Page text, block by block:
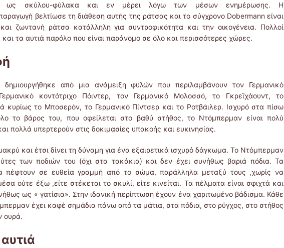
ως σκύλου-φύλακα και εν μέρει λόγω των μέσων ενημέρωσης. Η
βελτίωσε τη διάθεση αυτής της ράτσας και το σύγχρονο Dobermann είναι
ζωντανή ράτσα κατάλληλη για συντροφικότητα και την οικογένεια. Πολλοί
τα αυτιά παρόλο που είναι παράνομο σε όλο και περισσότερες χώρες.
από μια ανάμειξη φυλών που περιλαμβάνουν τον Γερμανικό
κοντότριχο Πόιντερ, τον Γερμανικό Μολοσσό, το Γκρεϊχάουντ, το
κυρίως το Μποσερόν, το Γερμανικό Πίντσερ και το Ροτβάιλερ. Ισχυρό στα πίσω
το βάρος του, που οφείλεται στο βαθύ στήθος, το Ντόμπερμαν είναι πολύ
πολλά υπερτερούν στις δοκιμασίες υπακοής και ευκινησίας.
και έτσι δίνει τη δύναμη για ένα εξαιρετικά ισχυρό δάγκωμα. Το Ντόμπερμαν
των ποδιών του (όχι στα τακάκια) και δεν έχει συνήθως βαριά πόδια. Τα
πέφτουν σε ευθεία γραμμή από το σώμα, παράλληλα μεταξύ τους ,χωρίς να
ούτε έξω ,είτε στέκεται το σκυλί, είτε κινείται. Τα πέλματα είναι σφιχτά και
ως « γατίσια». Στην ιδανική περίπτωση έχουν ένα χαριτωμένο βάδισμα. Κάθε
έχει καφέ σημάδια πάνω από τα μάτια, στα πόδια, στο ρύγχος, στο στήθος
ουρά.